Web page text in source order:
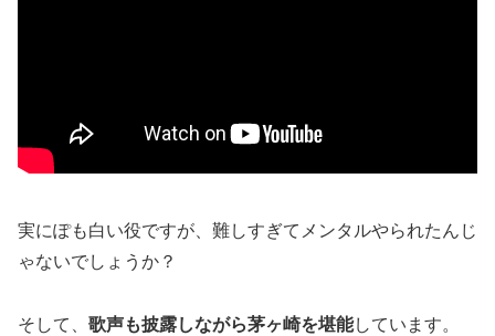
実にぽも白い役ですが、難しすぎてメンタルやられたんじ
ゃないでしょうか？
そして、 歌声も披露しながら茅ヶ崎を堪能しています。